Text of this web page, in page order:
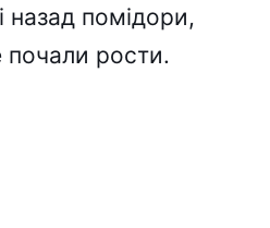
назад помідори,
почали рости.